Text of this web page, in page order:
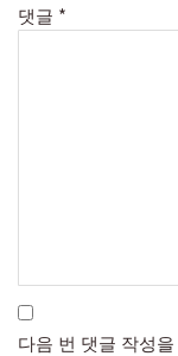
댓글 *
다음 번 댓글 작성